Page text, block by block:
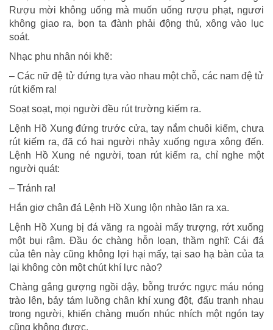
Rượu mời không uống mà muốn uống rượu phạt, ngươi
không giao ra, bọn ta đành phải động thủ, xông vào lục
soát.
Nhạc phu nhân nói khẽ:
– Các nữ đệ tử đứng tựa vào nhau một chỗ, các nam đệ tử
rút kiếm ra!
Soạt soạt, mọi người đều rút trường kiếm ra.
Lệnh Hồ Xung đứng trước cửa, tay nắm chuôi kiếm, chưa
rút kiếm ra, đã có hai người nhảy xuống ngựa xông đến.
Lệnh Hồ Xung né người, toan rút kiếm ra, chỉ nghe một
người quát:
– Tránh ra!
Hắn giơ chân đá Lệnh Hồ Xung lộn nhào lăn ra xa.
Lệnh Hồ Xung bị đá văng ra ngoài mấy trượng, rớt xuống
một bụi rậm. Đầu óc chàng hỗn loạn, thầm nghĩ: Cái đá
của tên này cũng không lợi hại mấy, tại sao hạ bàn của ta
lại không còn một chút khí lực nào?
Chàng gắng gượng ngồi dậy, bỗng trước ngực máu nóng
trào lên, bảy tám luồng chân khí xung đột, đấu tranh nhau
trong người, khiến chàng muốn nhúc nhích một ngón tay
cũng không được.